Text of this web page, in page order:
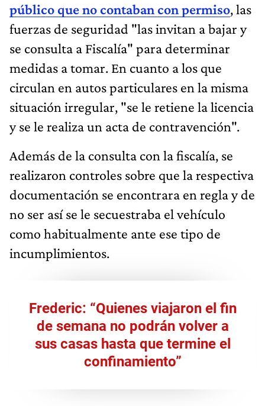
público que no contaban con permiso, las
fuerzas de seguridad "las invitan a bajar y
se consulta a Fiscalía" para determinar
medidas a tomar. En cuanto a los que
circulan en autos particulares en la misma
situación irregular, "se le retiene la licencia
y se le realiza un acta de contravención".
Además de la consulta con la fiscalía, se
realizaron controles sobre que la respectiva
documentación se encontrara en regla y de
no ser así se le secuestraba el vehículo
como habitualmente ante ese tipo de
incumplimientos.
Frederic: “Quienes viajaron el fin
de semana no podrán volver a
sus casas hasta que termine el
confinamiento”